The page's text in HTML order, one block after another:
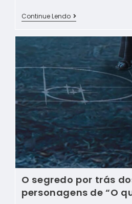
Continue Lendo
O segredo por trás
personagens de “O